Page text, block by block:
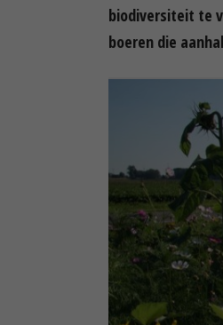
biodiversiteit te
boeren die